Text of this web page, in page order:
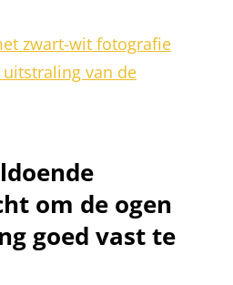
zwart-wit fotografie
van de
om de ogen
goed vast te